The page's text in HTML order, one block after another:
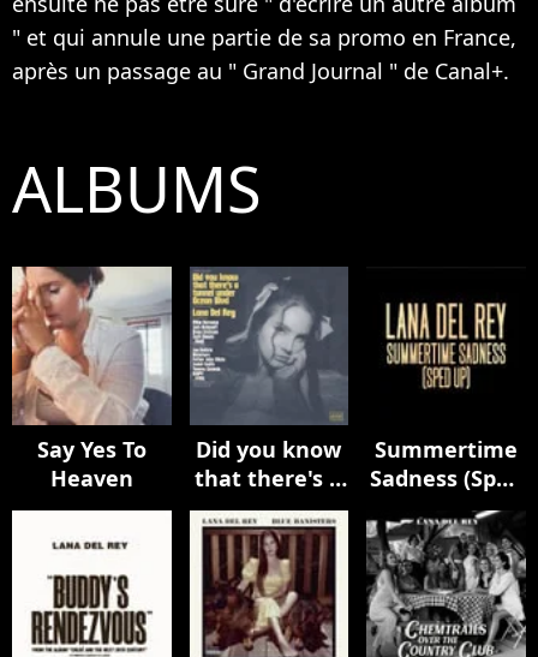
" et qui annule une partie de sa promo en France,
après un passage au " Grand Journal " de Canal+.
ALBUMS
Say Yes To
Heaven
Did you know
that there's a
tunnel under
Ocean Blvd
Summertime
Sadness (Sped